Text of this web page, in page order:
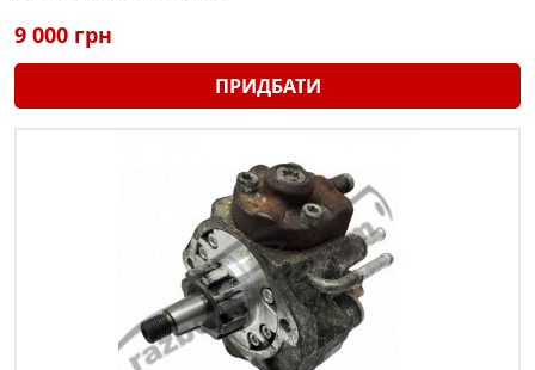
9 000 грн
ПРИДБАТИ